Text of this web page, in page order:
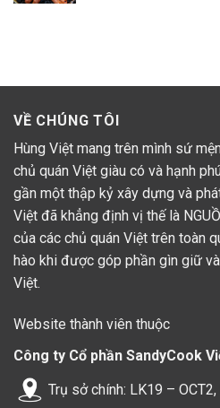
VỀ CHÚNG TÔI
Hùng Việt mang trên mình sứ
chủ quán Việt giàu có và hạnh
gần một thập kỷ xây dựng và
Việt đã khẳng định vị thế là
của các chủ quán Việt trên toàn
hào khi được góp phần gìn giữ
Việt.
Website thành viên thuộc
Công ty Cổ phần SandyCook
Trụ sở chính: LK19 –